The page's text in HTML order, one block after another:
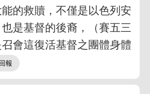
的救贖，不僅是以色列安
是基督的後裔，（賽五三
召會這復活基督之團體身體